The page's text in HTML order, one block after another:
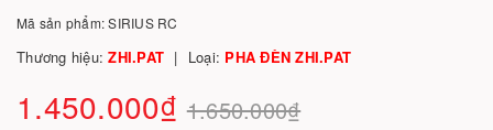
Mã sản phẩm:SIRIUS RC
Thương hiệu:ZHI.PAT Loại: PHA ĐÈN ZHI.PAT
1.450.000₫ 1.650.000₫